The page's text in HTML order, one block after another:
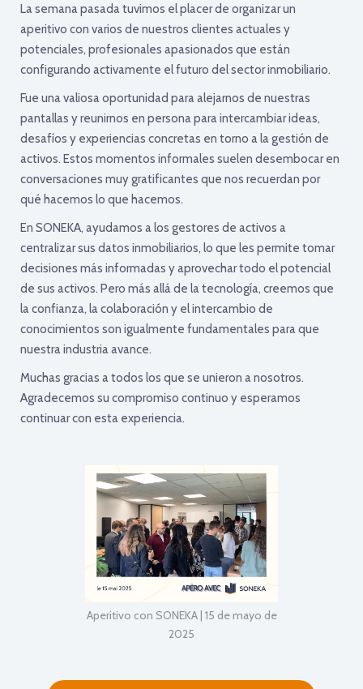
La semana pasada tuvimos el placer de organizar un
aperitivo con varios de nuestros clientes actuales y
potenciales, profesionales apasionados que están
configurando activamente el futuro del sector inmobiliario.
Fue una valiosa oportunidad para alejarnos de nuestras
pantallas y reunirnos en persona para intercambiar ideas,
desafíos y experiencias concretas en torno a la gestión de
activos. Estos momentos informales suelen desembocar en
conversaciones muy gratificantes que nos recuerdan por
qué hacemos lo que hacemos.
En SONEKA, ayudamos a los gestores de activos a
centralizar sus datos inmobiliarios, lo que les permite tomar
decisiones más informadas y aprovechar todo el potencial
de sus activos. Pero más allá de la tecnología, creemos que
la confianza, la colaboración y el intercambio de
conocimientos son igualmente fundamentales para que
nuestra industria avance.
Muchas gracias a todos los que se unieron a nosotros.
Agradecemos su compromiso continuo y esperamos
continuar con esta experiencia.
Aperitivo con SONEKA | 15 de mayo de
2025